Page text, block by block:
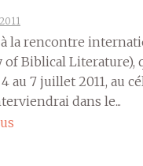
la rencontre
of Biblical Literature),
au 7 juillet 2011, au
dans le...